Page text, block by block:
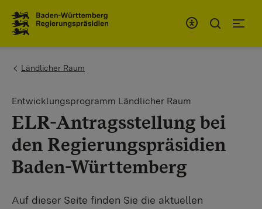
You are here:
Ländlicher Raum
Entwicklungsprogramm Ländlicher Raum
ELR-Antragsstellung bei
den Regierungspräsidien
Baden-Württemberg
Auf dieser Seite finden Sie die aktuellen